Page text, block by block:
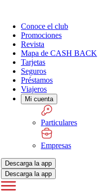
Conoce el club
Promociones
Revista
Mapa de CASH BACK
Tarjetas
Seguros
Préstamos
Viajeros
Mi cuenta
Particulares
Empresas
Descarga la app
Descarga la app